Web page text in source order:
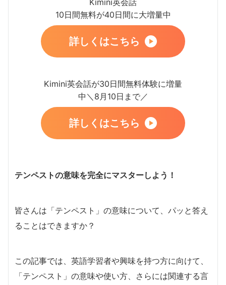
10日間無料が40日間に大増量中
詳しくはこちら
Kimini英会話が30日間無料体験に増量
中＼8月10日まで／
詳しくはこちら
テンペストの意味を完全にマスターしよう！
皆さんは「テンペスト」の意味について、パッと答え
ることはできますか？
この記事では、英語学習者や興味を持つ方に向けて、
「テンペスト」の意味や使い方、さらには関連する言